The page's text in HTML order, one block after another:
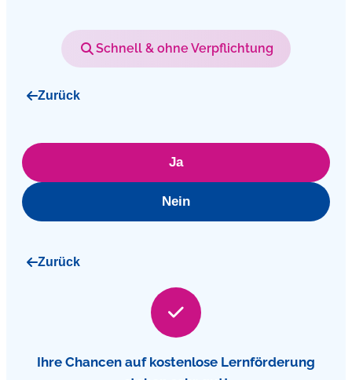
Schnell & ohne Verpflichtung
Zurück
Ja
Nein
Zurück
Ihre Chancen auf kostenlose Lernförderung